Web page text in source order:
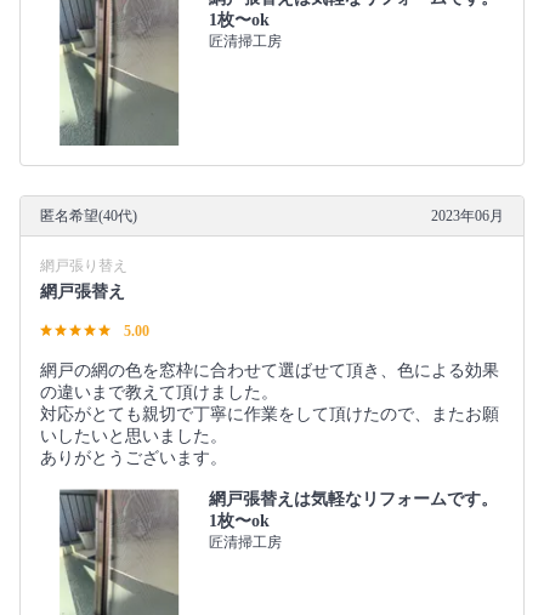
1枚〜ok
匠清掃工房
匿名希望(40代) 2023年06月
網戸張り替え
網戸張替え
5.00
網戸の網の色を窓枠に合わせて選ばせて頂き、色による効果
の違いまで教えて頂けました。
対応がとても親切で丁寧に作業をして頂けたので、またお願
いしたいと思いました。
ありがとうございます。
網戸張替えは気軽なリフォームです。
1枚〜ok
匠清掃工房